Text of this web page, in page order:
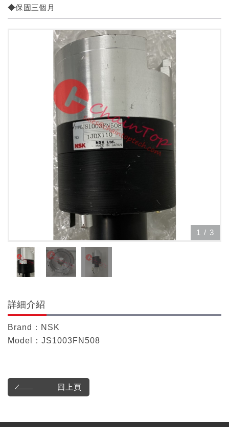
◆保固三個月
1 / 3
詳細介紹
Brand：NSK
Model：JS1003FN508
回上頁